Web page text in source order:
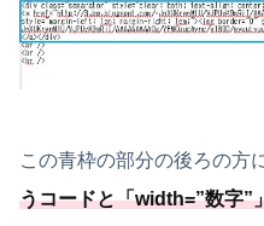
この青枠の部分の後ろの方
うコードと「width=”数字”